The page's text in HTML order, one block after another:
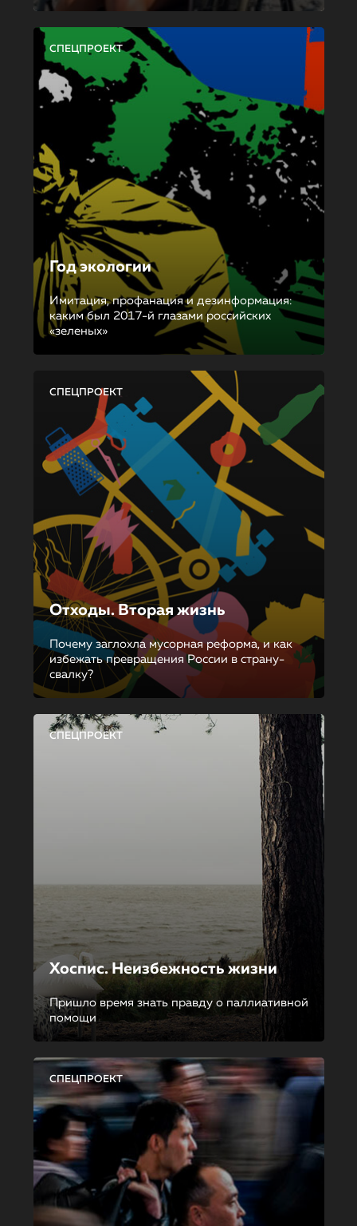
СПЕЦПРОЕКТ
Год экологии
Имитация, профанация и дезинформация:
каким был 2017-й глазами российских
«зеленых»
СПЕЦПРОЕКТ
Отходы. Вторая жизнь
Почему заглохла мусорная реформа, и как
избежать превращения России в страну-
свалку?
СПЕЦПРОЕКТ
Хоспис. Неизбежность жизни
Пришло время знать правду о паллиативной
помощи
СПЕЦПРОЕКТ